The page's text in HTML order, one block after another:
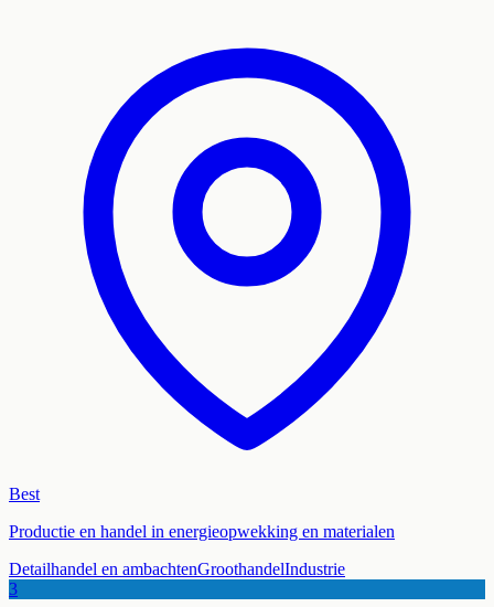
Best
Productie en handel in energieopwekking en materialen
Detailhandel en ambachtenGroothandelIndustrie
3